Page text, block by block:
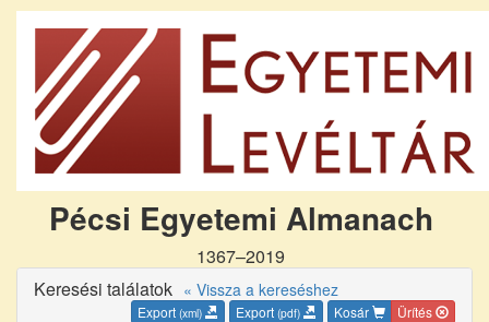
Pécsi Egyetemi Almanach
1367–2019
Keresési találatok « Vissza a kereséshez
Export (xml) Export (pdf) Kosár Ürítés